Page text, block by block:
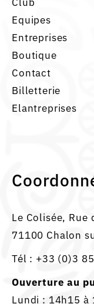
Equipes
Entreprises
Boutique
Contact
Billetterie
Elantreprises
Le Colisée, Rue
71100 Chalon
Tél : +33 (0)3
Ouverture au
Lundi : 14h15 à